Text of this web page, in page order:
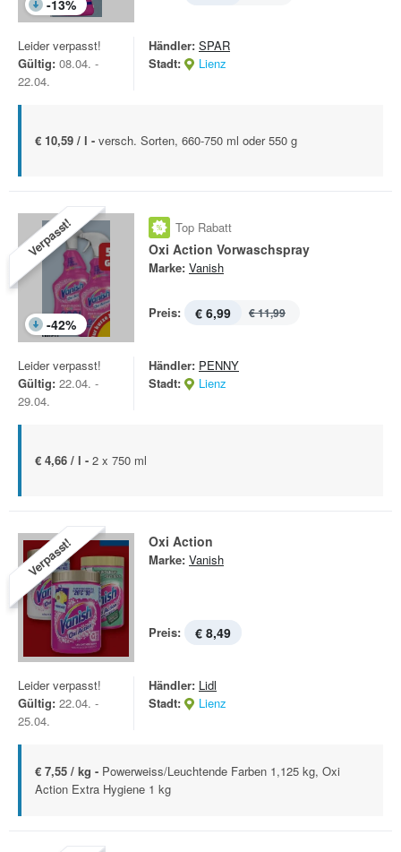
-13%
Leider verpasst!
Gültig: 08.04. -
22.04.
Händler: SPAR
Stadt:
Lienz
€ 10,59 / l - versch. Sorten, 660-750 ml oder 550 g
Verpasst!
-42%
Top Rabatt
Oxi Action Vorwaschspray
Marke: Vanish
Preis: € 6,99 € 11,99
Leider verpasst!
Gültig: 22.04. -
29.04.
Händler: PENNY
Stadt:
Lienz
€ 4,66 / l - 2 x 750 ml
Verpasst! Oxi Action
Marke: Vanish
Preis: € 8,49
Leider verpasst!
Gültig: 22.04. -
25.04.
Händler: Lidl
Stadt:
Lienz
€ 7,55 / kg - Powerweiss/Leuchtende Farben 1,125 kg, Oxi
Action Extra Hygiene 1 kg